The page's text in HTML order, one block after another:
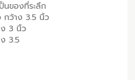
นของที่ระลึก
ว้าง 3.5 นิ้ว
3 นิ้ว
3.5